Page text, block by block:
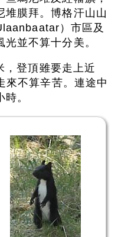
堆膜拜。博格汗山山
）市區及
並不算十分美。
登頂雖要走上近
來不算辛苦。連途中
。